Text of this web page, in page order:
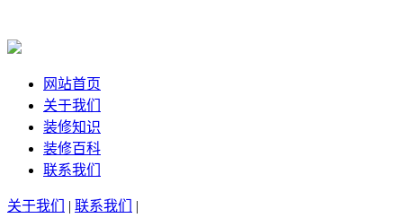
网站首页
关于我们
装修知识
装修百科
联系我们
关于我们 | 联系我们 |